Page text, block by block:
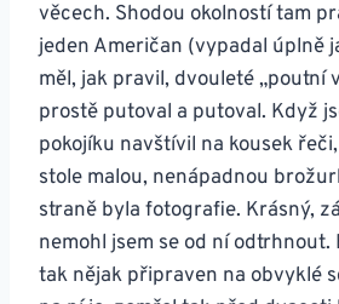
věcech. Shodou okolností tam
jeden Američan (vypadal úplně
měl, jak pravil, dvouleté „poutní
prostě putoval a putoval. Když
pokojíku navštívil na kousek
stole malou, nenápadnou
straně byla fotografie. Krásný,
nemohl jsem se od ní odtrhnout.
tak nějak připraven na obvyklé